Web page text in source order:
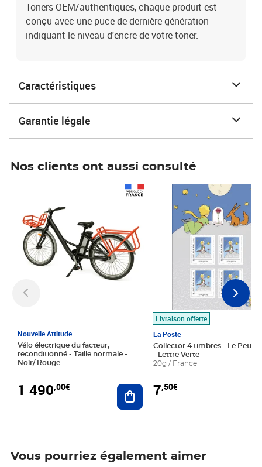
Toners OEM/authentiques, chaque produit est
conçu avec une puce de dernière génération
indiquant le niveau d'encre de votre toner.
Caractéristiques
Garantie légale
Nos clients ont aussi consulté
Nouvelle Attitude
Vélo électrique du facteur,
reconditionné - Taille normale -
Noir/ Rouge
1 490,00€ Ajouter au panier
Livraison offerte
La Poste
Collector 4 timbres - Le Petit
- Lettre Verte
20g / France
7,50€
Prix 7,50€
Vous pourriez également aimer